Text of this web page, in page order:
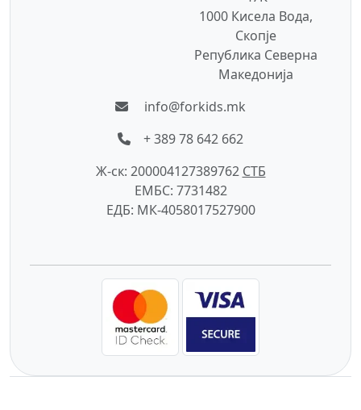
1000 Кисела Вода,
Скопје
Република Северна
Македонија
info@forkids.mk
+ 389 78 642 662
Ж-ск: 200004127389762 СTБ
ЕМБС: 7731482
ЕДБ: МК-4058017527900